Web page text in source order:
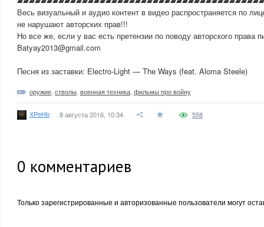
Весь визуальный и аудио контент в видео распространяется по
не нарушают авторских прав!!!
Но все же, если у вас есть претензии по поводу авторского права
Batyay2013@gmail.com
Песня из заставки: Electro-Light — The Ways (feat. Aloma Steele)
оружие стволы военная техника фильмы про войну
XPeHb 8 августа 2016, 10:34 558
0 комментариев
Только зарегистрированные и авторизованные пользователи могут